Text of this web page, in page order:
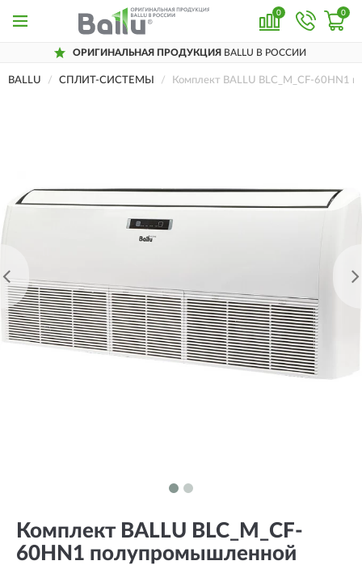
0 0
ОРИГИНАЛЬНАЯ ПРОДУКЦИЯ BALLU В РОССИИ
BALLU СПЛИТ-СИСТЕМЫ Комплект BALLU BLC_M_CF-60HN1
Комплект BALLU BLC_M_CF-
60HN1 полупромышленной